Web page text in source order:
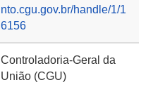
nto.cgu.gov.br/handle/1/1
6156
Controladoria-Geral da
União (CGU)